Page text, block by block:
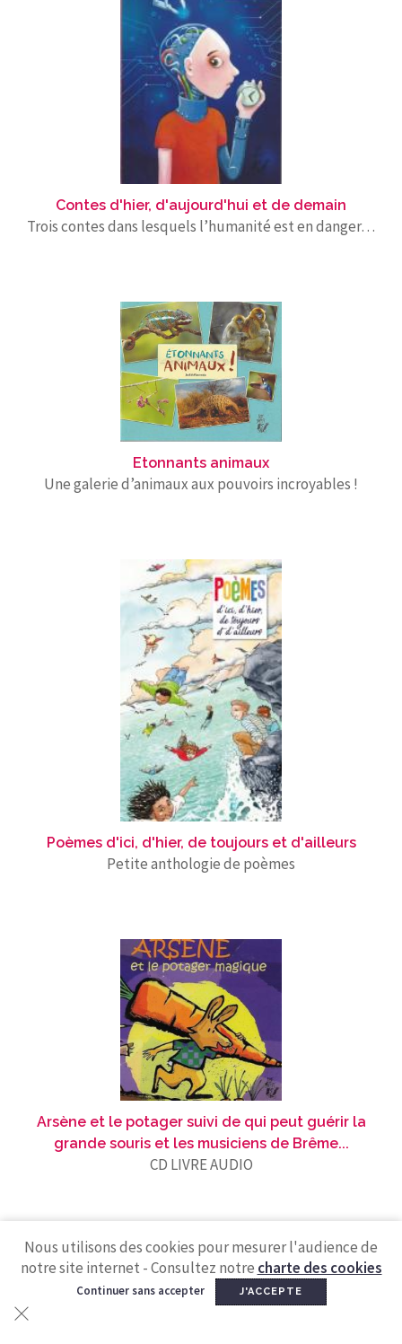
Contes d'hier, d'aujourd'hui et de demain
Trois contes dans lesquels l’humanité est en danger…
Etonnants animaux
Une galerie d’animaux aux pouvoirs incroyables !
Poèmes d'ici, d'hier, de toujours et d'ailleurs
Petite anthologie de poèmes
Arsène et le potager suivi de qui peut guérir la
grande souris et les musiciens de Brême...
CD LIVRE AUDIO
Nous utilisons des cookies pour mesurer l'audience de
notre site internet - Consultez notre charte des cookies
Continuer sans accepter J'ACCEPTE